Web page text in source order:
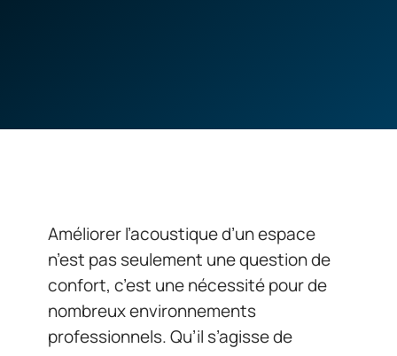
Améliorer l’acoustique d’un espace
n’est pas seulement une question de
confort, c’est une nécessité pour de
nombreux environnements
professionnels. Qu’il s’agisse de